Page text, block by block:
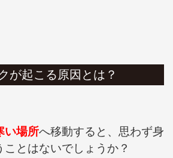
が起こる原因とは？
い場所へ移動すると、思わず身
とはないでしょうか？